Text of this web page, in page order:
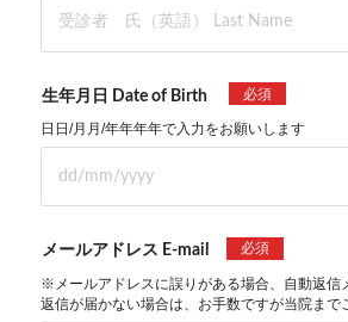
生年月日 Date of Birth 必須
日日/月月/年年年年で入力をお願いします
メールアドレス E-mail 必須
※メールアドレスに誤りがある場合、自動返信
返信が届かない場合は、お手数ですが当院まで